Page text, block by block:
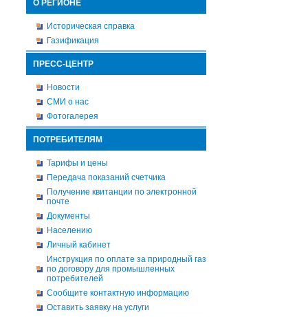
О РЕГИОНЕ
Историческая справка
Газификация
ПРЕСС-ЦЕНТР
Новости
СМИ о нас
Фотогалерея
ПОТРЕБИТЕЛЯМ
Тарифы и цены
Передача показаний счетчика
Получение квитанции по электронной
почте
Документы
Населению
Личный кабинет
Инструкция по оплате за природный газ
по договору для промышленных
потребителей
Сообщите контактную информацию
Оставить заявку на услуги